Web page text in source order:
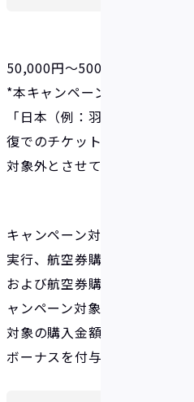
50,000円～500,000円の海外
*本キャンペーンにおける海外
「日本（例：羽田）⇔海外（
復でのチケットを指します。
対象外とさせていただきます
キャンペーン対象者が、積立
実行、航空券購入報告期間中
および航空券購入報告通知の
ャンペーン対象者の各IDARE
対象の購入金額に応じた時期
ボーナスを付与いたします。